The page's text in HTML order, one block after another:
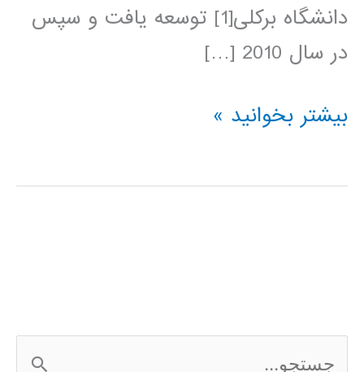
دانشگاه برکلی[1] توسعه یافت و سپس
در سال 2010 […]
آموزش
اسپارک
بیشتر بخوانید »